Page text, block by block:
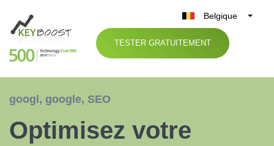
Belgique
België
Nederland
TESTER GRATUITEMENT
googl , google, SEO
Optimisez votre